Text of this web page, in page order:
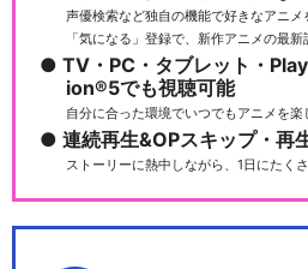
声優検索など独自の機能で好きなアニメ
「気になる」登録で、新作アニメの最
TV・PC・タブレット・
ion®5でも視聴可能
自分に合った環境でいつでもアニメを楽
連続再生&OPスキップ・再
ストーリーに熱中しながら、1日にたく